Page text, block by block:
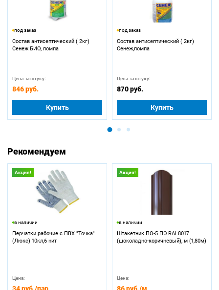
под заказ
Состав антисептический ( 2кг)
Сенеж БИО, помпа
Цена за штуку:
846 руб.
Купить
под заказ
Состав антисептический ( 2кг)
Сенеж,помпа
Цена за штуку:
870 руб.
Купить
Рекомендуем
Акция!
в наличии
Перчатки рабочие с ПВХ "Точка"
(Люкс) 10кл,6 нит
Цена:
Акция!
в наличии
Штакетник ПО-5 ПЭ RAL8017
(шоколадно-коричневый), м (1,80м)
Цена: